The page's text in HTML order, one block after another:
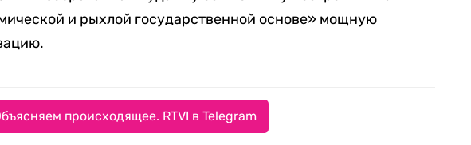
и рыхлой государственной основе» мощную
происходящее. RTVI в Telegram